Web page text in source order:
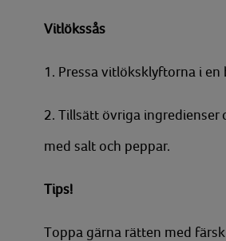
Vitlökssås
1. Pressa vitlöksklyftorna i en
2. Tillsätt övriga ingredienser
med salt och peppar.
Tips!
Toppa gärna rätten med